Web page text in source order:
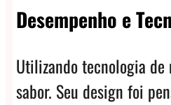
Desempenho e
Utilizando tecnologia
sabor. Seu design foi